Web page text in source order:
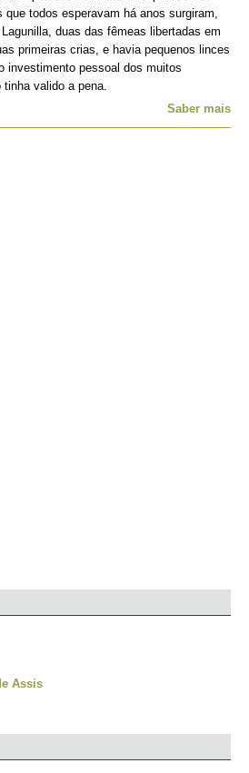
todos esperavam há anos surgiram,
duas das fêmeas libertadas em
primeiras crias, e havia pequenos linces
investimento pessoal dos muitos
valido a pena.
Saber mais
Assis